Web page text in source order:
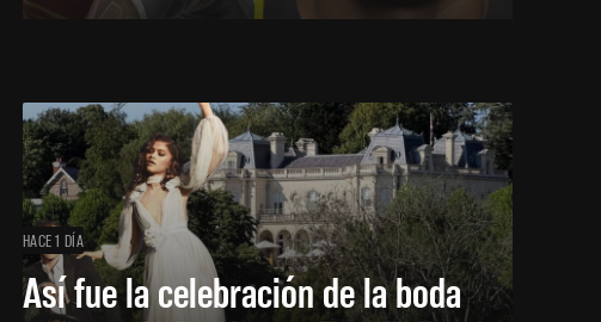
HACE 1 DÍA
Así fue la celebración de la boda